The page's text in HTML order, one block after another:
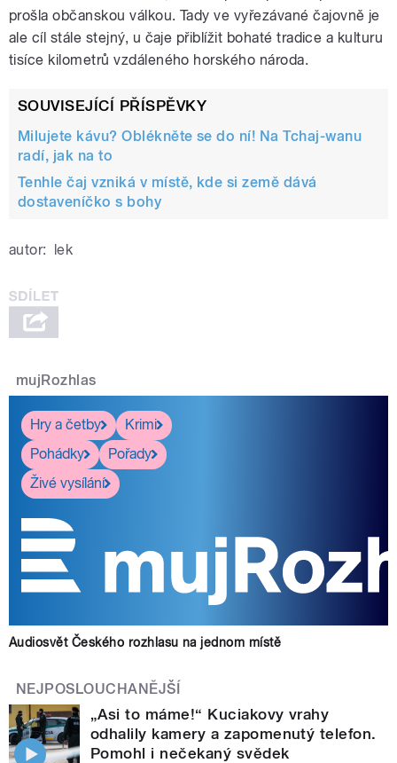
prošla občanskou válkou. Tady ve vyřezávané čajovně je
ale cíl stále stejný, u čaje přiblížit bohaté tradice a kulturu
tisíce kilometrů vzdáleného horského národa.
SOUVISEJÍCÍ PŘÍSPĚVKY
Milujete kávu? Oblékněte se do ní! Na Tchaj-wanu
radí, jak na to
Tenhle čaj vzniká v místě, kde si země dává
dostaveníčko s bohy
autor: lek
mujRozhlas
Hry a četby
Krimi
Pohádky
Pořady
Živé vysílání
Audiosvět Českého rozhlasu na jednom místě
NEJPOSLOUCHANĚJŠÍ
„Asi to máme!“ Kuciakovy vrahy
odhalily kamery a zapomenutý telefon.
Pomohl i nečekaný svědek